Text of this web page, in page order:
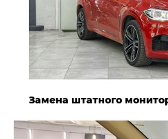
Замена штатного